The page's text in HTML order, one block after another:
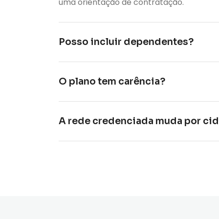
Posso incluir dependentes?
O plano tem carência?
A rede credenciada muda por